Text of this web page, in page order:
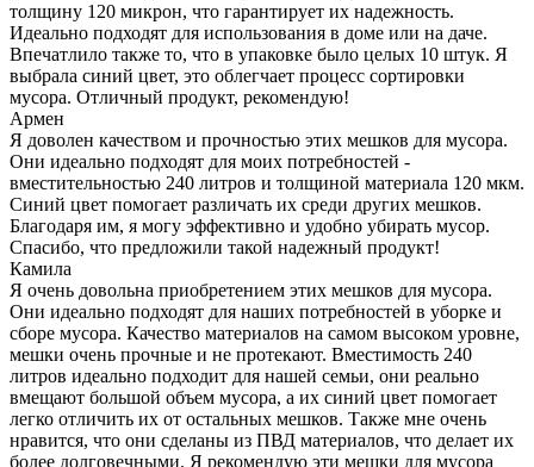
толщину 120 микрон, что гарантирует их надежность.
Идеально подходят для использования в доме или на даче.
Впечатлило также то, что в упаковке было целых 10 штук. Я
выбрала синий цвет, это облегчает процесс сортировки
мусора. Отличный продукт, рекомендую!
Армен
Я доволен качеством и прочностью этих мешков для мусора.
Они идеально подходят для моих потребностей -
вместительностью 240 литров и толщиной материала 120 мкм.
Синий цвет помогает различать их среди других мешков.
Благодаря им, я могу эффективно и удобно убирать мусор.
Спасибо, что предложили такой надежный продукт!
Камила
Я очень довольна приобретением этих мешков для мусора.
Они идеально подходят для наших потребностей в уборке и
сборе мусора. Качество материалов на самом высоком уровне,
мешки очень прочные и не протекают. Вместимость 240
литров идеально подходит для нашей семьи, они реально
вмещают большой объем мусора, а их синий цвет помогает
легко отличить их от остальных мешков. Также мне очень
нравится, что они сделаны из ПВД материалов, что делает их
более долговечными. Я рекомендую эти мешки для мусора